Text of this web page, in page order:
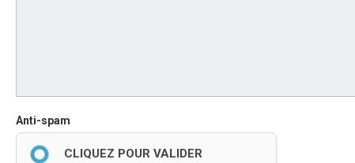
Anti-spam
CLIQUEZ POUR VALIDER